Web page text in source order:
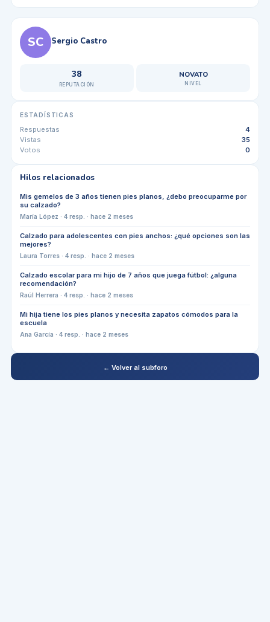
SC Sergio Castro
38
REPUTACIÓN
NOVATO
NIVEL
ESTADÍSTICAS
Respuestas
4
Vistas
35
Votos
0
Hilos relacionados
Mis gemelos de 3 años tienen pies planos, ¿debo preocuparme por
su calzado?
María López · 4resp. · hace 2 meses
Calzado para adolescentes con pies anchos: ¿qué opciones son las
mejores?
Laura Torres· 4resp. · hace 2 meses
Calzado escolar para mi hijo de 7 años que juega fútbol: ¿alguna
recomendación?
Raúl Herrera · 4resp. · hace 2 meses
Mi hija tiene los pies planos y necesita zapatos cómodos para la
escuela
Ana García · 4resp. · hace 2 meses
← Volver al subforo